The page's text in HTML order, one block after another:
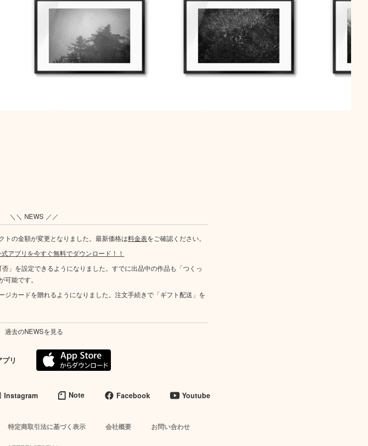
＼＼ NEWS ／／
トの金額が変更となりました。最新価格は料金表をご確認ください。
アプリを今すぐ無料でダウンロード！！
」を設定できるようになりました。すでに出品中の作品も「つくっ
能です。
ジカードを贈れるようになりました。注文手続きで「ギフト配送」を
過去のNEWSを見る
リ
Instagram Note Facebook Youtube
特定商取引法に基づく表示 会社概要 お問い合わせ